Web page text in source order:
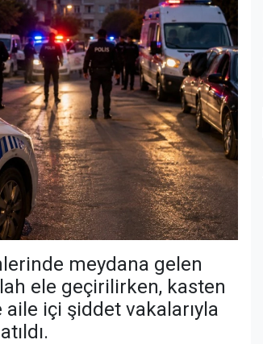
meydana gelen
ele geçirilirken, kasten
içi şiddet vakalarıyla